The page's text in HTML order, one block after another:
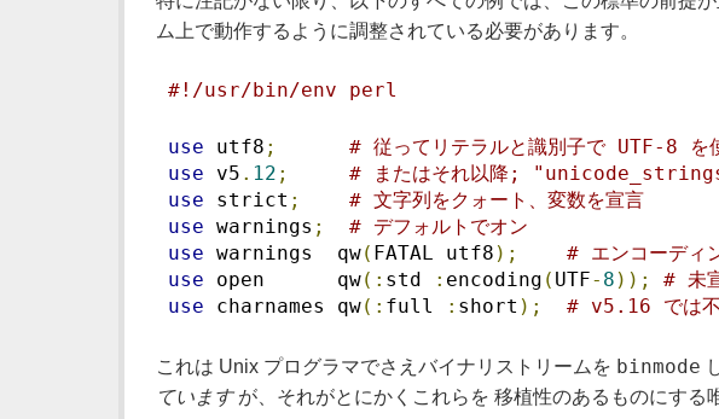
ム上で動作するように調整されている必要があります。
#!/usr/bin/env perl
use utf8 ;
# 従ってリテラルと識別子で UTF-8 を
use v5 . 12 ;
# またはそれ以降;
use strict ;
# 文字列をクォート、変数を宣言
use warnings ;
# デフォルトでオン
use warnings  qw( FATAL utf8 );
# エンコーディ
use open      qw(: std : encoding ( UTF- 8 ));
# 未
use charnames qw(: full : short ); # v5.16 では
これは Unix プログラマでさえバイナリストリームを binmode
ていますが、それがとにかくこれらを 移植性のあるものにする